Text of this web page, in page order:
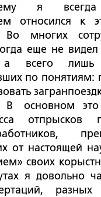
я
относился к
Во многих
еще не
а всего лишь
по понятиям:
В основном
отпрысков
от настоящей
своих
я довольно
разных